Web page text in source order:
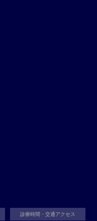
診療時間・交通アクセス